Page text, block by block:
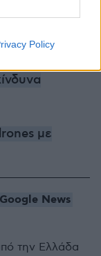
Policy
selfie πριν
με
News
την Ελλάδα